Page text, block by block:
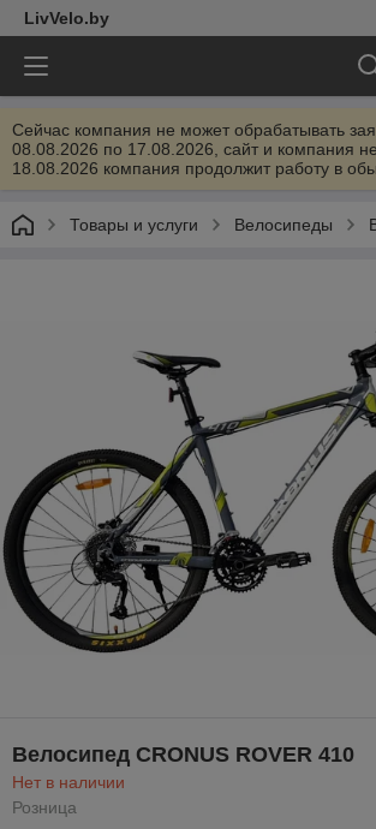
LivVelo.by
Сейчас компания не может обрабатывать
08.08.2026 по 17.08.2026, сайт и компания
18.08.2026 компания продолжит работу в
Товары и услуги Велосипеды
Велосипед CRONUS ROVER 410
Нет в наличии
Розница